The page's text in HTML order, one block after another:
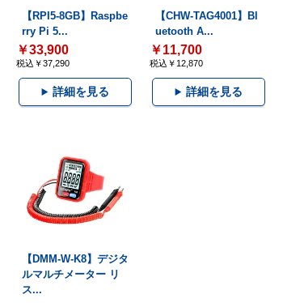
【RPI5-8GB】Raspbe
rry Pi 5...
￥33,900
税込￥37,290
詳細を見る
【CHW-TAG4001】Bl
uetooth A...
￥11,700
税込￥12,870
詳細を見る
【DMM-W-K8】デジタ
ルマルチメーター リ
ス...